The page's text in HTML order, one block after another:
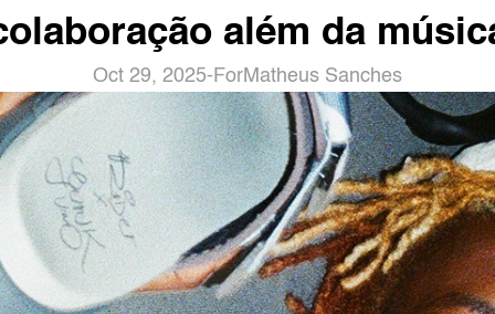
além da
Oct 29, 2025- ForMatheus Sanches